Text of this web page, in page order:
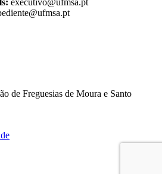
executivo@ufmsa.pt
de Freguesias de Moura e Santo